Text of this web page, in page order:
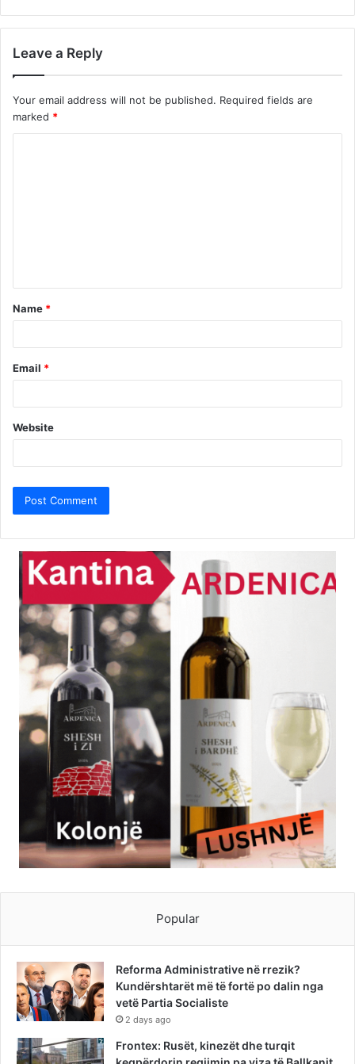
Leave a Reply
Your email address will not be published. Required fields are
marked *
t
*
Name *
Email *
Website
Popular
Reforma Administrative në rrezik?
Kundërshtarët më të fortë po dalin nga
vetë Partia Socialiste
2 days ago
Frontex: Rusët, kinezët dhe turqit